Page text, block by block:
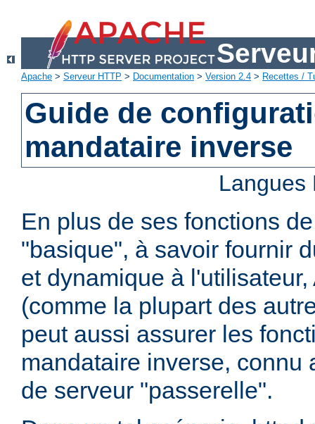
Apache > Serveur HTTP > Documentation > Version 2.4 > Recettes /
Guide de
mandataire inverse
En plus de ses fonctions
"basique", à savoir fournir
et dynamique à
(comme la plupart des
peut aussi assurer les
mandataire inverse, connu
de serveur "passerelle".